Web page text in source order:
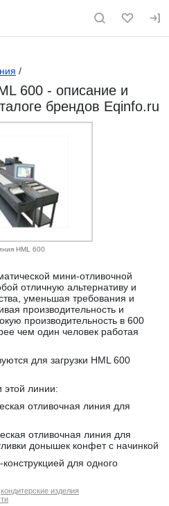
сайту eqinfo.ru
/
600 - описание и
брендов Eqinfo.ru
HML 600
мини‐отливочной
отличную альтернативу и
уменьшая требования и
производительность и
производительность в 600
чем один человек работая
для загрузки HML 600
этой линии:
отливочная линия для
отливочная линия для
донышек конфет с начинкой
для одного
кондитерские изделия